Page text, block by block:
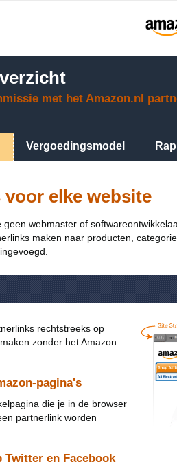
met het Amazon.nl
Vergoedingsmodel
elke website
geen webmaster of
maken naar producten,
rechtstreeks op
zonder het Amazon
pagina's
die je in de browser
partnerlink worden
Twitter en Facebook